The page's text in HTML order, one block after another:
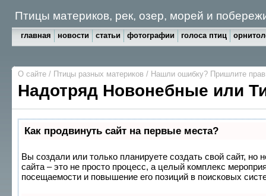
Птицы материков, рек, озер, морей и
главная новости статьи фотографии голоса птиц
О сайте / Птицы разных материков / Нашли ошибку? Пришлите
Надотряд Новонебные или
Как продвинуть сайт на первые места?
Вы создали или только планируете создать свой сайт, но
сайта – это не просто процесс, а целый комплекс
посещаемости и повышение его позиций в поисковых